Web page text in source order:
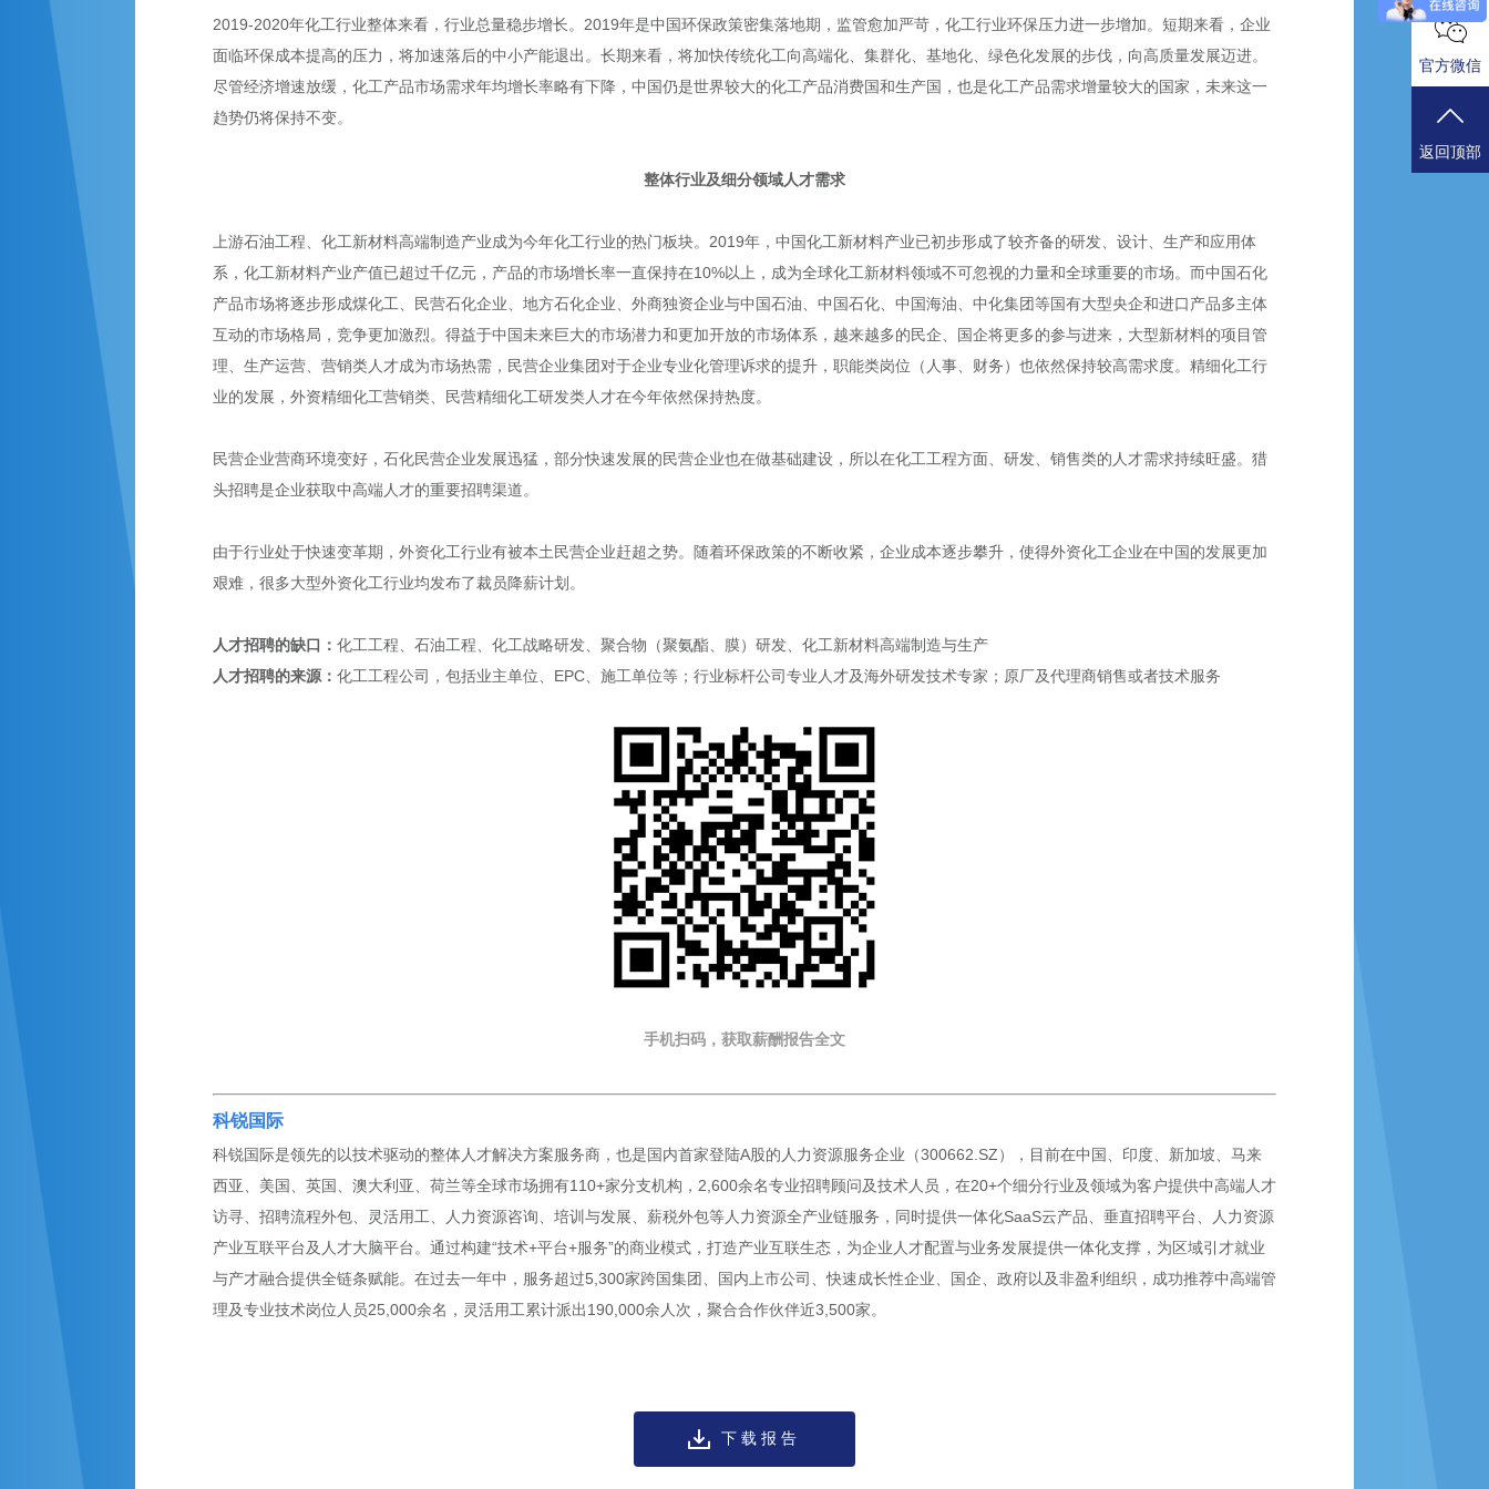
2019-2020年化工行业整体来看，行业总量稳步增长。2019年是中国环保政策密集落地期，监管愈加严苛，化工行业环保压力进一步增加。短期来看，企业
面临环保成本提高的压力，将加速落后的中小产能退出。长期来看，将加快传统化工向高端化、集群化、基地化、绿色化发展的步伐，向高质量发展迈进。
尽管经济增速放缓，化工产品市场需求年均增长率略有下降，中国仍是世界较大的化工产品消费国和生产国，也是化工产品需求增量较大的国家，未来这一
趋势仍将保持不变。
整体行业及细分领域人才需求
上游石油工程、化工新材料高端制造产业成为今年化工行业的热门板块。2019年，中国化工新材料产业已初步形成了较齐备的研发、设计、生产和应用体
系，化工新材料产业产值已超过千亿元，产品的市场增长率一直保持在10%以上，成为全球化工新材料领域不可忽视的力量和全球重要的市场。而中国石化
产品市场将逐步形成煤化工、民营石化企业、地方石化企业、外商独资企业与中国石油、中国石化、中国海油、中化集团等国有大型央企和进口产品多主体
互动的市场格局，竞争更加激烈。得益于中国未来巨大的市场潜力和更加开放的市场体系，越来越多的民企、国企将更多的参与进来，大型新材料的项目管
理、生产运营、营销类人才成为市场热需，民营企业集团对于企业专业化管理诉求的提升，职能类岗位（人事、财务）也依然保持较高需求度。精细化工行
业的发展，外资精细化工营销类、民营精细化工研发类人才在今年依然保持热度。
民营企业营商环境变好，石化民营企业发展迅猛，部分快速发展的民营企业也在做基础建设，所以在化工工程方面、研发、销售类的人才需求持续旺盛。猎
头招聘是企业获取中高端人才的重要招聘渠道。
由于行业处于快速变革期，外资化工行业有被本土民营企业赶超之势。随着环保政策的不断收紧，企业成本逐步攀升，使得外资化工企业在中国的发展更加
艰难，很多大型外资化工行业均发布了裁员降薪计划。
人才招聘的缺口： 化工工程、石油工程、化工战略研发、聚合物（聚氨酯、膜）研发、化工新材料高端制造与生产
人才招聘的来源： 化工工程公司，包括业主单位、EPC、施工单位等；行业标杆公司专业人才及海外研发技术专家；原厂及代理商销售或者技术服务
手机扫码，获取薪酬报告全文
科锐国际
科锐国际是领先的以技术驱动的整体人才解决方案服务商，也是国内首家登陆A股的人力资源服务企业（300662.SZ），目前在中国、印度、新加坡、马来
西亚、美国、英国、澳大利亚、荷兰等全球市场拥有110+家分支机构，2,600余名专业招聘顾问及技术人员，在20+个细分行业及领域为客户提供中高端人才
访寻、招聘流程外包、灵活用工、人力资源咨询、培训与发展、薪税外包等人力资源全产业链服务，同时提供一体化SaaS云产品、垂直招聘平台、人力资源
产业互联平台及人才大脑平台。通过构建“技术+平台+服务”的商业模式，打造产业互联生态，为企业人才配置与业务发展提供一体化支撑，为区域引才就业
与产才融合提供全链条赋能。在过去一年中，服务超过5,300家跨国集团、国内上市公司、快速成长性企业、国企、政府以及非盈利组织，成功推荐中高端管
理及专业技术岗位人员25,000余名，灵活用工累计派出190,000余人次，聚合合作伙伴近3,500家。
下载报告
官方微信
返回顶部